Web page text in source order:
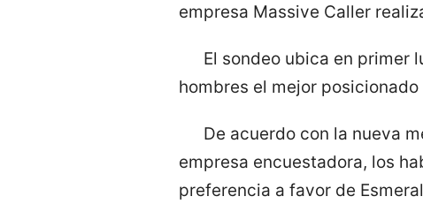
empresa Massive Caller
El sondeo ubica en primer
hombres el mejor posicionado
De acuerdo con la nueva
empresa encuestadora, los
preferencia a favor de